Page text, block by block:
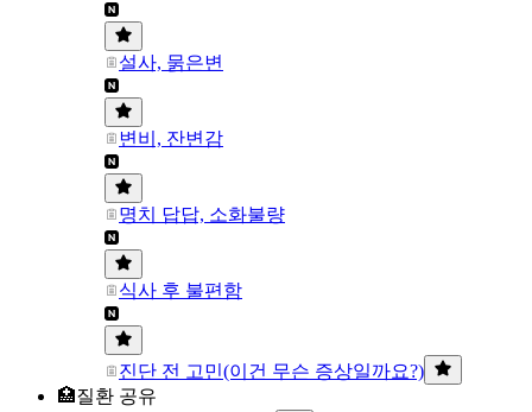
설사, 묽은변
변비, 잔변감
명치 답답, 소화불량
식사 후 불편함
진단 전 고민(이건 무슨 증상일까요?)
🏥질환 공유